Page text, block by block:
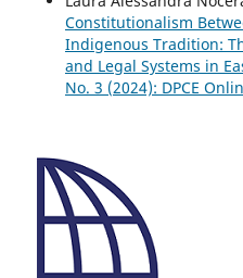
Constitutionalism
Indigenous Tradition:
and Legal Systems in
No. 3 (2024): DPCE